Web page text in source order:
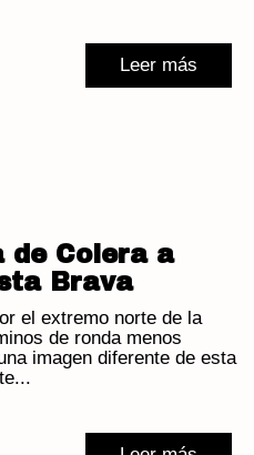
Leer más
de Colera a
Brava
el extremo norte de la
de ronda menos
imagen diferente de esta